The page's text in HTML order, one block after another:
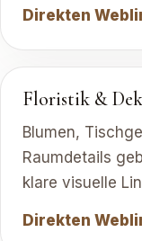
Direkten
Floristik &
Blumen,
Raumdetails
klare visuelle
Direkten